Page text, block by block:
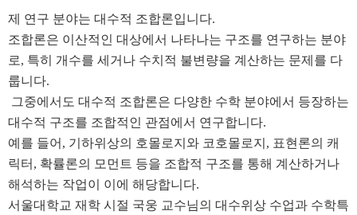
제 연구 분야는 대수적 조합론입니다.
조합론은 이산적인 대상에서 나타나는 구조를 연구하는 분야
로, 특히 개수를 세거나 수치적 불변량을 계산하는 문제를 다
룹니다.
그중에서도 대수적 조합론은 다양한 수학 분야에서 등장하는
대수적 구조를 조합적인 관점에서 연구합니다.
예를 들어 , 기하위상의 호몰로지와 코호몰로지 , 표현론의 캐
릭터 , 확률론의 모먼트 등을 조합적 구조를 통해 계산하거나
해석하는 작업이 이에 해당합니다.
서울대학교 재학 시절 국웅 교수님의 대수위상 수업과 수학특